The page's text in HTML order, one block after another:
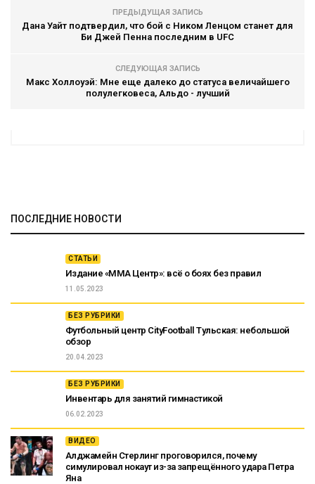
ПРЕДЫДУЩАЯ ЗАПИСЬ
Дана Уайт подтвердил, что бой с Ником Ленцом станет для
Би Джей Пенна последним в UFC
СЛЕДУЮЩАЯ ЗАПИСЬ
Макс Холлоуэй: Мне еще далеко до статуса величайшего
полулегковеса, Альдо - лучший
ПОСЛЕДНИЕ НОВОСТИ
СТАТЬИ
Издание «ММА Центр»: всё о боях без правил
11.05.2023
БЕЗ РУБРИКИ
Футбольный центр CityFootball Тульская: небольшой
обзор
20.04.2023
БЕЗ РУБРИКИ
Инвентарь для занятий гимнастикой
06.02.2023
ВИДЕО
Алджамейн Стерлинг проговорился, почему
симулировал нокаут из-за запрещённого удара Петра
Яна